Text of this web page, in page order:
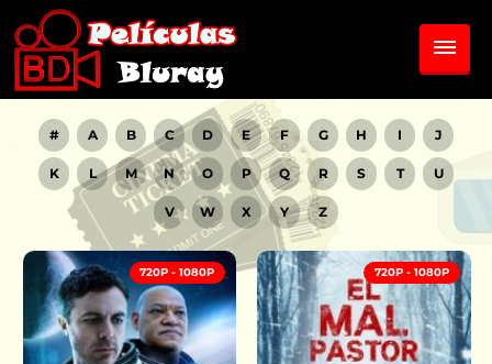
# A B C D E F G H I J
K L M N O P Q R S T U
V W X Y Z
720P - 1080P 720P - 1080P